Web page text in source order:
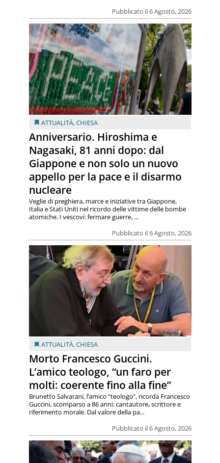
Pubblicato il 6 Agosto, 2026
ATTUALITÀ,CHIESA
Anniversario. Hiroshima e
Nagasaki, 81 anni dopo: dal
Giappone e non solo un nuovo
appello per la pace e il disarmo
nucleare
Pubblicato il 6 Agosto, 2026
Veglie di preghiera, marce e iniziative tra Giappone,
Italia e Stati Uniti nel ricordo delle vittime delle bombe
atomiche. I vescovi: fermare guerre, ...
ATTUALITÀ,CHIESA
Morto Francesco Guccini.
L’amico teologo, “un faro per
molti: coerente fino alla fine”
Pubblicato il 6 Agosto, 2026
Brunetto Salvarani, l’amico “teologo”, ricorda Francesco
Guccini, scomparso a 86 anni: cantautore, scrittore e
riferimento morale. Dal valore della pa...